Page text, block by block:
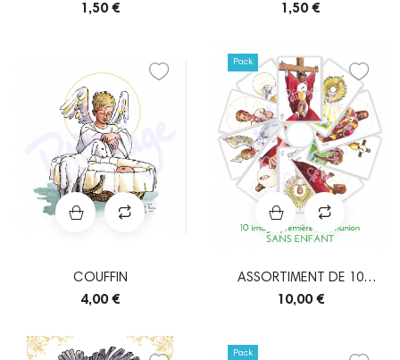
1,50 € 1,50 €
COUFFIN
4,00 €
Pack
ASSORTIMENT DE 10
IMAGES DE PREMIÈRE...
10,00 €
Pack